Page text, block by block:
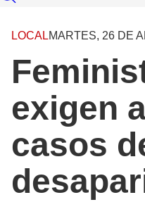
LOCALMARTES, 26 DE
exigen
casos